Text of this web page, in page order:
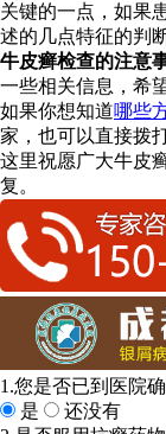
关键的一点，如果
述的几点特征的判
牛皮癣检查的注意
一些相关信息，希
如果你想知道哪些
家，也可以直接拨
这里祝愿广大牛皮
复。
1.您是否已到医院
是
还没有